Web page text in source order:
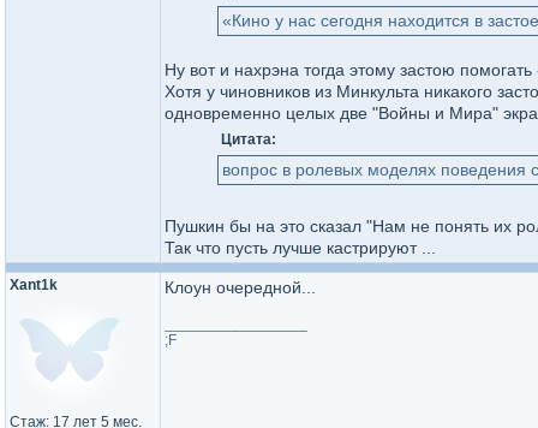
«Кино у нас сегодня находится в
Ну вот и нахрэна тогда этому застою
Хотя у чиновников из Минкульта никакого
одновременно целых две "Войны и Мира"
Цитата:
вопрос в ролевых моделях поведения
Пушкин бы на это сказал "Нам не понять их
Так что пусть лучше кастрируют ...
Xant1k
Стаж: 17 лет 5 мес.
Клоун очередной...
;F